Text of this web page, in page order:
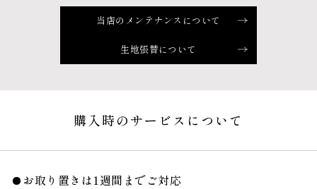
当店のメンテナンスについて
生地張替について
購入時のサービスについて
お取り置きは1週間までご対応